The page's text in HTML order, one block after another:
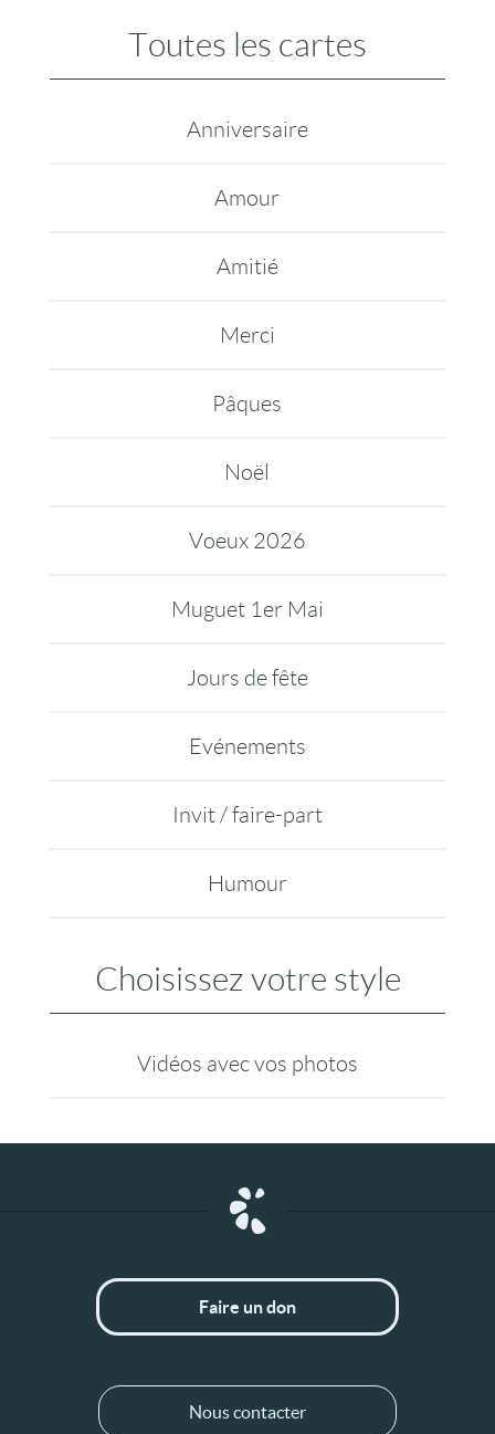
Toutes les cartes
Anniversaire
Amour
Amitié
Merci
Pâques
Noël
Voeux 2026
Muguet 1er Mai
Jours de fête
Evénements
Invit / faire-part
Humour
Choisissez votre style
Vidéos avec vos photos
Faire un don
Nous contacter